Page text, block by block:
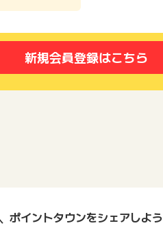
新規会員登録はこちら
ポイントタウンをシェアしよう